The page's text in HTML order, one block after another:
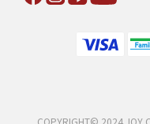
COPYRIGHT© 2024 JOY